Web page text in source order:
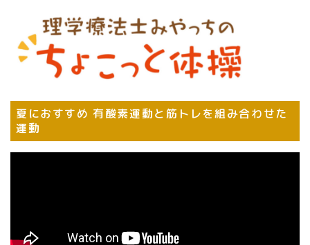
夏におすすめ 有酸素運動と筋トレを組み合わせた
運動